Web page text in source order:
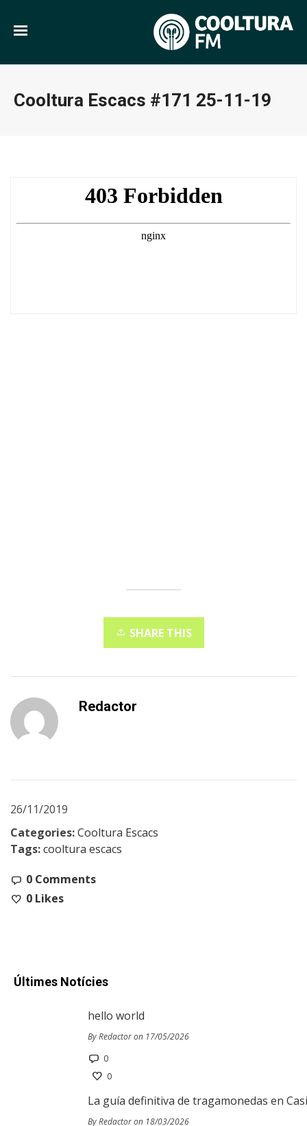
Cooltura Escacs #171 25-11-19
SHARE THIS
Redactor
26/11/2019
Categories:Cooltura Escacs
Tags:cooltura escacs
0 Comments
0 Likes
Últimes Notícies
hello world
By Redactor on 17/05/2026
0
0
La guía definitiva de tragamonedas en
By Redactor on 18/03/2026